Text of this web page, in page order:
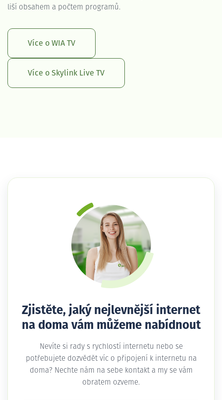
liší obsahem a počtem programů.
Více o WIA TV
Více o Skylink Live TV
Zjistěte, jaký nejlevnější internet
na doma vám můžeme nabídnout
Nevíte si rady s rychlostí internetu nebo se
potřebujete dozvědět víc o připojení k internetu na
doma? Nechte nám na sebe kontakt a my se vám
obratem ozveme.